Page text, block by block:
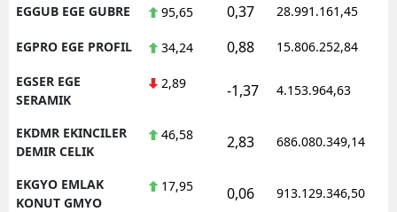
EGGUB EGE GUBRE 95,65 0,37 28.991.161,45
EGPRO EGE PROFIL 34,24 0,88 15.806.252,84
EGSER EGE
SERAMIK
2,89 -1,37 4.153.964,63
EKDMR EKINCILER
DEMIR CELIK
46,58 2,83 686.080.349,14
EKGYO EMLAK
KONUT GMYO
17,95 0,06 913.129.346,50